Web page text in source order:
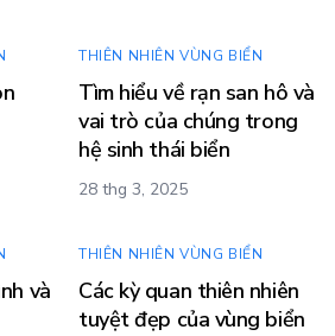
THIÊN NHIÊN VÙNG BIỂN
Tìm hiểu về rạn san hô và
vai trò của chúng trong
hệ sinh thái biển
28 thg 3, 2025
và
THIÊN NHIÊN VÙNG BIỂN
Các kỳ quan thiên nhiên
tuyệt đẹp của vùng biển